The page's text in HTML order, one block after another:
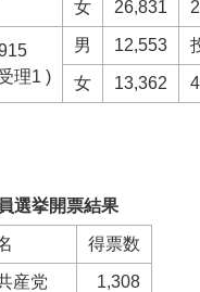
女 26,831
理1 )
男 12,553
女 13,362
選挙開票結果
得票数
産党 1,308